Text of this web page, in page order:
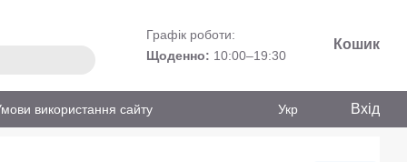
Графік роботи:
Щоденно: 10:00–19:30
Кошик
використання сайту Укр Вхід